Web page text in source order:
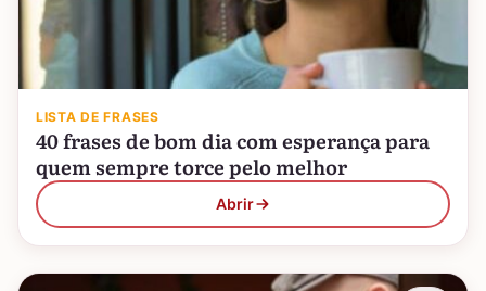
LISTA DE FRASES
40 frases de bom dia com esperança para
quem sempre torce pelo melhor
Abrir